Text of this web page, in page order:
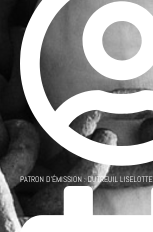
PATRON D'ÉMISSION :DUTREUIL LISELOTTE